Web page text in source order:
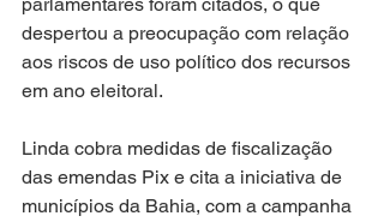
despertou a preocupação com relação
aos riscos de uso político dos recursos
em ano eleitoral.
Linda cobra medidas de fiscalização
das emendas Pix e cita a iniciativa de
municípios da Bahia, com a campanha